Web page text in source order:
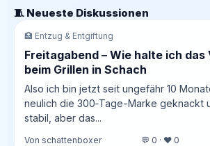
🧵 Neueste Diskussionen
🏥 Entzug & Entgiftung
Freitagabend – Wie halte ich das
beim Grillen in Schach
Also ich bin jetzt seit ungefähr 10
neulich die 300‑Tage-Marke geknackt
stabil, aber das...
Von schattenboxer 💬 0 · ❤️ 0